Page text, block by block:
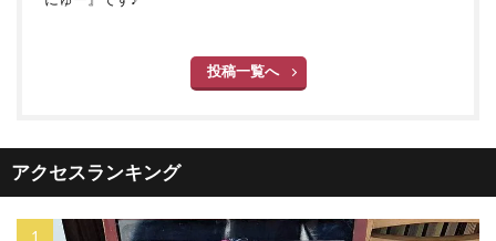
投稿一覧へ
アクセスランキング